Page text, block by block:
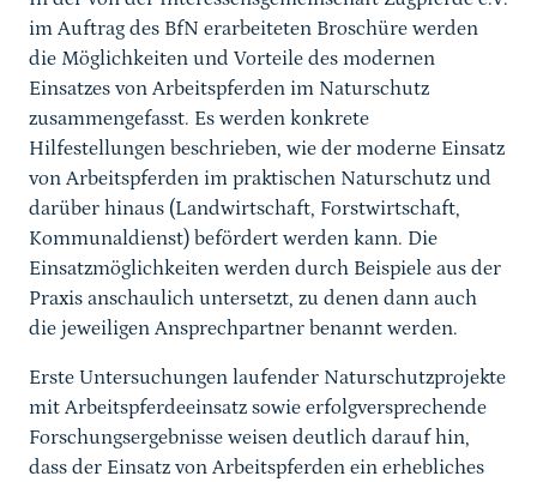
im Auftrag des BfN erarbeiteten Broschüre werden
die Möglichkeiten und Vorteile des modernen
Einsatzes von Arbeitspferden im Naturschutz
zusammengefasst. Es werden konkrete
Hilfestellungen beschrieben, wie der moderne Einsatz
von Arbeitspferden im praktischen Naturschutz und
darüber hinaus (Landwirtschaft, Forstwirtschaft,
Kommunaldienst) befördert werden kann. Die
Einsatzmöglichkeiten werden durch Beispiele aus der
Praxis anschaulich untersetzt, zu denen dann auch
die jeweiligen Ansprechpartner benannt werden.
Erste Untersuchungen laufender Naturschutzprojekte
mit Arbeitspferdeeinsatz sowie erfolgversprechende
Forschungsergebnisse weisen deutlich darauf hin,
dass der Einsatz von Arbeitspferden ein erhebliches